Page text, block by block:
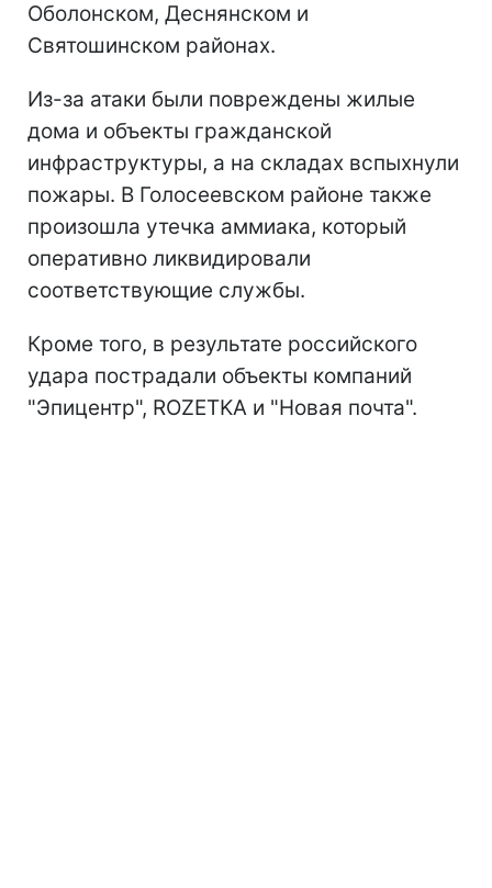
Оболонском, Деснянском и
Святошинском районах.
Из-за атаки были повреждены жилые
дома и объекты гражданской
инфраструктуры, а на складах вспыхнули
пожары. В Голосеевском районе также
произошла утечка аммиака, который
оперативно ликвидировали
соответствующие службы.
Кроме того, в результате российского
удара пострадали объекты компаний
"Эпицентр", ROZETKA и "Новая почта".